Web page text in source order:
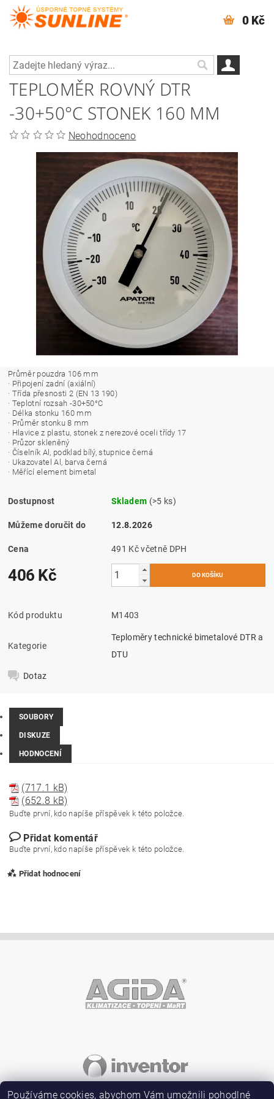
0 Kč
TEPLOMĚR ROVNÝ DTR
-30+50°C STONEK 160 MM
Neohodnoceno
Průměr pouzdra 106 mm
· Připojení zadní (axiální)
· Třída přesnosti 2 (EN 13 190)
· Teplotní rozsah -30+50°C
· Délka stonku 160 mm
· Průměr stonku 8 mm
· Hlavice z plastu, stonek z nerezové oceli třídy 17
· Průzor skleněný
· Číselník Al, podklad bílý, stupnice černá
· Ukazovatel Al, barva černá
· Měřící element bimetal
Dostupnost Skladem (>5 ks)
Můžeme doručit do 12.8.2026
Cena 491 Kč včetně DPH
406 Kč
Kód produktu M1403
Kategorie
Teploměry technické bimetalové DTR a
DTU
Dotaz
SOUBORY
DISKUZE
HODNOCENÍ
(717.1 kB)
(652.8 kB)
Buďte první, kdo napíše příspěvek k této položce.
Přidat komentář
Buďte první, kdo napíše příspěvek k této položce.
Přidat hodnocení
Vložením hodnocení souhlasíte spodmínkami ochrany
Používáme cookies, abychom Vám umožnili pohodlné